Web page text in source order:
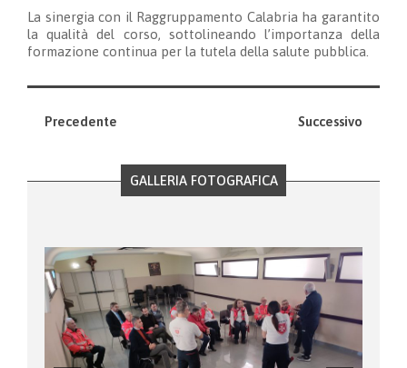
La sinergia con il Raggruppamento Calabria ha garantito
la qualità del corso, sottolineando l’importanza della
formazione continua per la tutela della salute pubblica.
Precedente Successivo
GALLERIA FOTOGRAFICA